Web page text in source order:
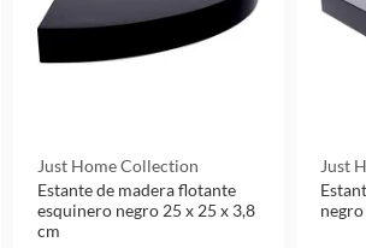
Just Home Collection
Estante de madera flotante
esquinero negro 25 x 25 x 3,8
cm
Just